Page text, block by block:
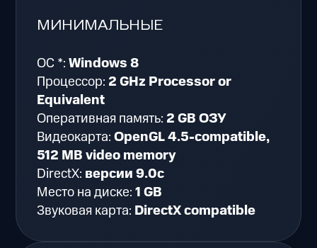
МИНИМАЛЬНЫЕ
ОС *:Windows 8
Процессор: 2 GHz Processor or
Equivalent
Оперативная память: 2 GB ОЗУ
Видеокарта:OpenGL 4.5-compatible,
512 MB video memory
DirectX: версии 9.0c
Место на диске:1 GB
Звуковая карта: DirectX compatible